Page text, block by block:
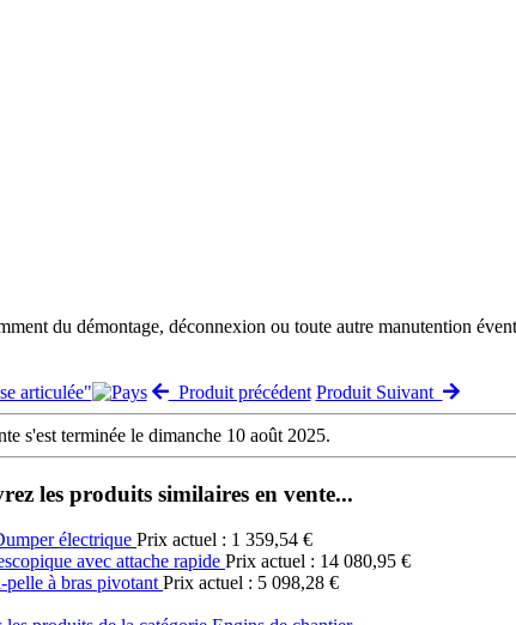
du démontage, déconnexion ou toute autre manutention
articulée"
Produit précédent Produit Suivant
s'est terminée le dimanche 10 août 2025.
les produits similaires en vente...
Prix actuel : 1 359,54 €
Prix actuel : 14 080,95 €
Prix actuel : 5 098,28 €